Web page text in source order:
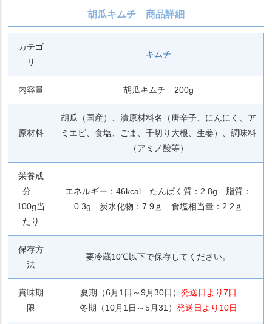
胡瓜キムチ 商品詳細
カテゴ
リ
キムチ
内容量 胡瓜キムチ 200g
原材料
胡瓜（国産）、漬原材料名（唐辛子、にんにく、ア
ミエビ、食塩、ごま、千切り大根、生姜）、調味料
（アミノ酸等）
栄養成
分
100g当
たり
エネルギー：46kcal たんぱく質：2.8g 脂質：
0.3g 炭水化物：7.9ｇ 食塩相当量：2.2ｇ
保存方
法
要冷蔵10℃以下で保存してください。
賞味期
限
夏期（6月1日～9月30日） 発送日より7日
冬期（10月1日～5月31） 発送日より10日